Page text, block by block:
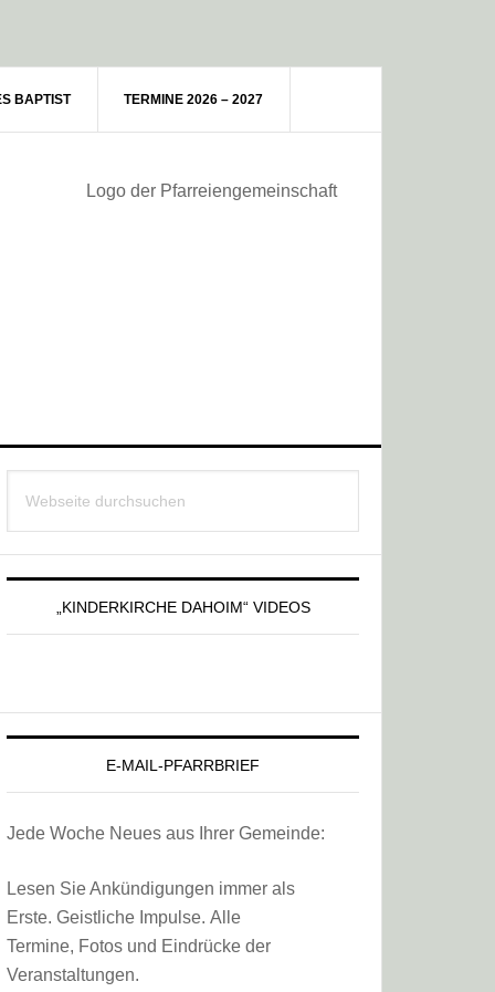
BAPTIST TERMINE 2026 – 2027
Haupt-
Sidebar
durchsuchen
„KINDERKIRCHE DAHOIM“ VIDEOS
E-MAIL-PFARRBRIEF
Jede Woche Neues aus Ihrer Gemeinde:
Lesen Sie Ankündigungen immer als
Erste. Geistliche Impulse. Alle
Termine, Fotos und Eindrücke der
Veranstaltungen.